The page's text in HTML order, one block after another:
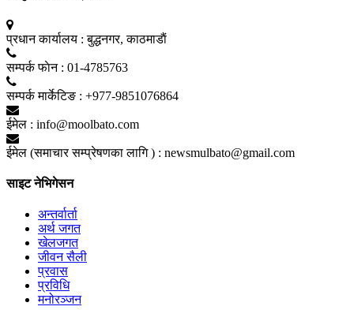
प्रधान कार्यालय : बुद्धनगर, काठमाडाैं
सम्पर्क फाेन : 01-4785763
सम्पर्क मार्केटिङ : +977-9851076864
ईमेल : info@moolbato.com
ईमेल (समाचार सम्प्रेषणका लागि ) : newsmulbato@gmail.com
साइट नेभिगेसन
अन्तर्वार्ता
अर्थ जगत
खेलजगत
जीवन सैली
प्रवास
प्रविधि
मनोरञ्जन